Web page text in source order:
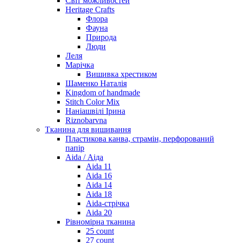
Heritage Crafts
Флора
Фауна
Природа
Люди
Леля
Марічка
Вишивка хрестиком
Шаменко Наталія
Kingdom of handmade
Stitch Color Mix
Наніашвілі Ірина
Riznobarvna
Тканина для вишивання
Пластикова канва, страмін, перфорований
папір
Aida / Аіда
Aida 11
Aida 16
Aida 14
Aida 18
Aida-стрічка
Aida 20
Рівномірна тканина
25 count
27 count